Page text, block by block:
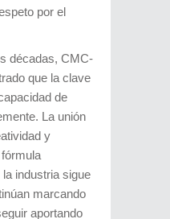
por el
décadas, CMC-
que la clave
de
La unión
y
industria sigue
marcando
aportando